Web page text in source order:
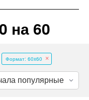
на 60
Формат: 60x60